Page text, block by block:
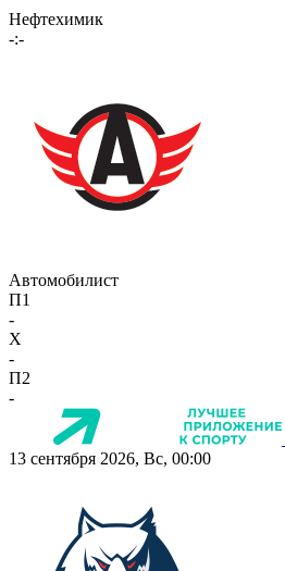
Нефтехимик
-:-
Автомобилист
П1
-
X
-
П2
-
13 сентября 2026, Вс, 00:00